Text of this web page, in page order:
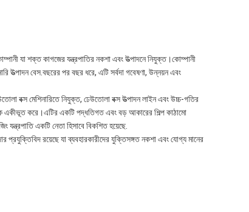
যা শক্ত কাগজের যন্ত্রপাতির নকশা এবং উত্পাদনে নিযুক্ত।কোম্পানী
বেস.বছরের পর বছর ধরে, এটি সর্বদা গবেষণা, উন্নয়ন এবং
বক্স মেশিনারিতে নিযুক্ত, ঢেউতোলা বক্স উত্পাদন লাইন এবং উচ্চ-গতির
একীভূত করে।এটির একটি পদ্ধতিগত এবং বড় আকারের শিল্প কাঠামো
যন্ত্রপাতি একটি নেতা হিসাবে বিকশিত হয়েছে.
প্রযুক্তিবিদ রয়েছে যা ব্যবহারকারীদের যুক্তিসঙ্গত নকশা এবং যোগ্য মানের